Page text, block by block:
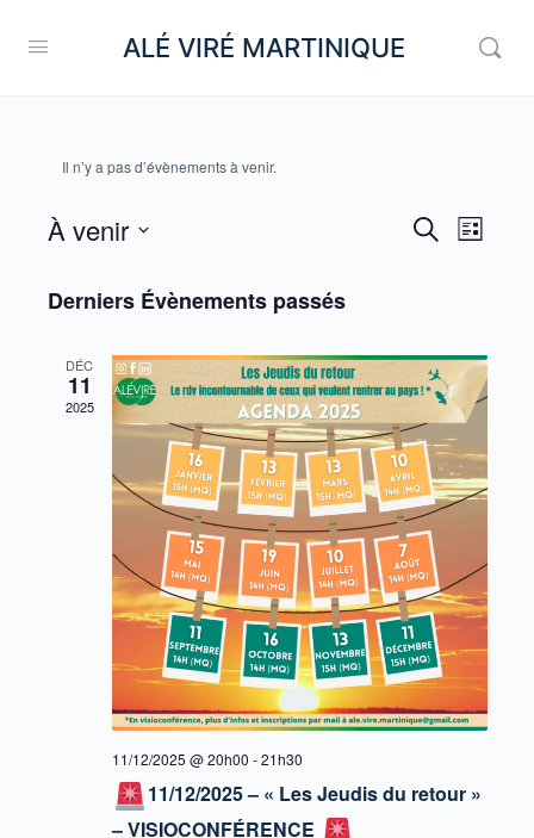
ALÉ VIRÉ MARTINIQUE
Il n’y a pas d’évènements à venir.
vues
Recherche
Liste
À venir
une
Derniers Évènements passés
DÉC
11
2025
11/12/2025 @ 20h00 -21h30
11/12/2025 – « Les Jeudis du retour »
– VISIOCONFÉRENCE